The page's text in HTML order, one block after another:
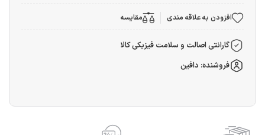
افزودن به علاقه مندی مقایسه
گارانتی اصالت و سلامت فیزیکی کالا
فروشنده: دافین